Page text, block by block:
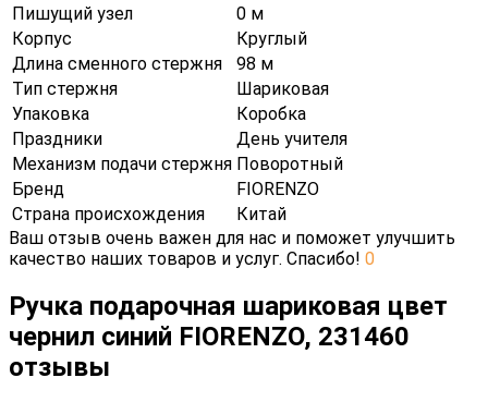
Пишущий узел
0 м
Корпус
Круглый
Длина сменного стержня
98 м
Тип стержня
Шариковая
Упаковка
Коробка
Праздники
День учителя
Механизм подачи стержня Поворотный
Бренд
FIORENZO
Страна происхождения
Китай
Ваш отзыв очень важен для нас и поможет улучшить
качество наших товаров и услуг. Спасибо! 0
Ручка подарочная шариковая цвет
чернил синий FIORENZO, 231460
отзывы